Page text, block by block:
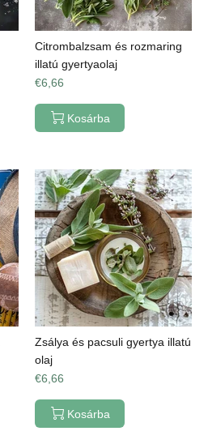
Citrombalzsam és rozmaring
illatú gyertyaolaj
€6,66
Kosárba
Zsálya és pacsuli gyertya illatú
olaj
€6,66
Kosárba